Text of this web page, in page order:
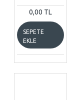
0,00 TL
SEPETE
EKLE